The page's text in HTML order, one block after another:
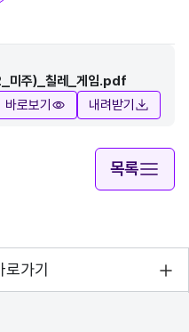
미주)_칠레_게임.pdf
바로보기
내려받기
목록
가기